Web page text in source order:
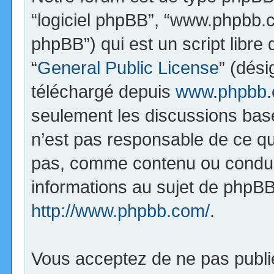
“logiciel phpBB”,
phpBB”) qui est un script
“General Public License”
téléchargé depuis
seulement les discussions
n’est pas responsable de ce
pas, comme contenu ou
informations au sujet de
http://www.phpbb.com/.
Vous acceptez de ne pas